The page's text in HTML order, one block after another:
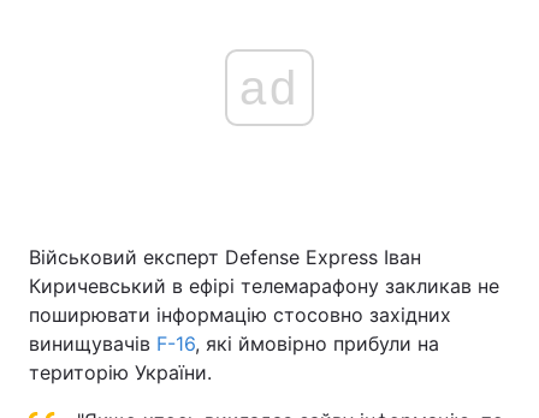
Головна Війна
Україна Політика
Економіка Світ
Спорт Наука
ad
Військовий експерт Defense Express Іван
Киричевський в ефірі телемарафону закликав не
поширювати інформацію стосовно західних
винищувачів F-16, які ймовірно прибули на
територію України.